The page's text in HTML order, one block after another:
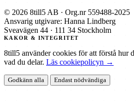
© 2026 8till5 AB · Org.nr 559488-2025
Ansvarig utgivare: Hanna Lindberg
Sveavägen 44 · 111 34 Stockholm
KAKOR & INTEGRITET
8till5 använder cookies för att förstå hur
vad du delar. Läs cookiepolicyn →
Godkänn alla Endast nödvändiga